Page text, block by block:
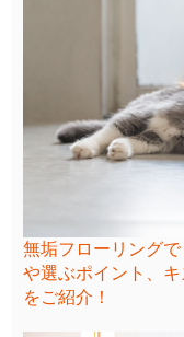
無垢フローリング
や選ぶポイント、
をご紹介！